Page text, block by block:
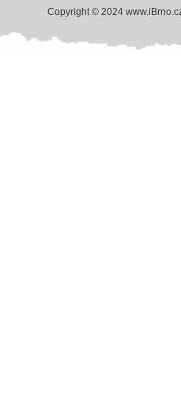
Copyright © 2024